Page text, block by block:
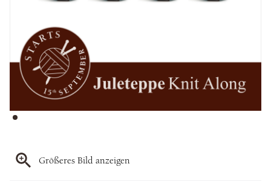
Größeres Bild anzeigen